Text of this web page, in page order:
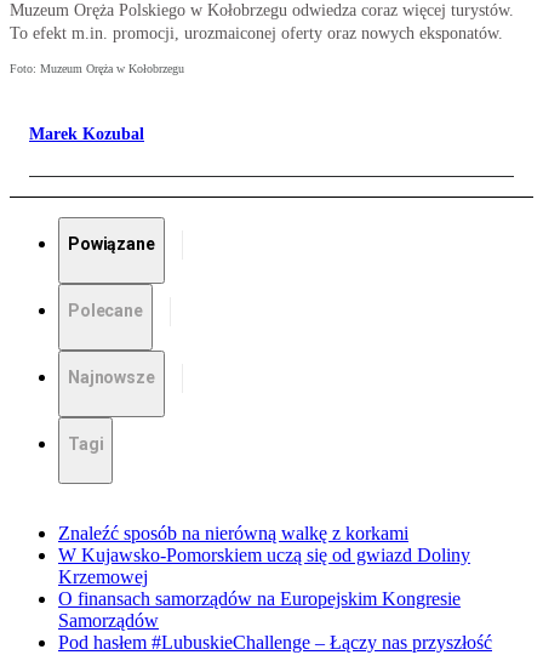
Muzeum Oręża Polskiego w Kołobrzegu odwiedza coraz więcej turystów.
To efekt m.in. promocji, urozmaiconej oferty oraz nowych eksponatów.
Foto: Muzeum Oręża w Kołobrzegu
Marek Kozubal
Powiązane
Polecane
Najnowsze
Tagi
Znaleźć sposób na nierówną walkę z korkami
W Kujawsko-Pomorskiem uczą się od gwiazd Doliny
Krzemowej
O finansach samorządów na Europejskim Kongresie
Samorządów
Pod hasłem #LubuskieChallenge – Łączy nas przyszłość